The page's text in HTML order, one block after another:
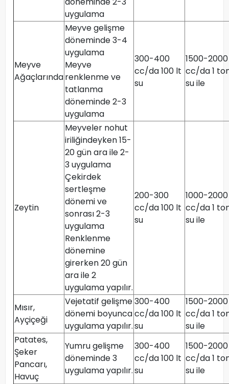
uygulama
Meyve
Ağaçlarında
Meyve gelişme
döneminde 3-4
uygulama
Meyve
renklenme ve
tatlanma
döneminde 2-3
uygulama
300-400
cc/da 100 lt
su
1500-2000
cc/da 1
su ile
Zeytin
Meyveler nohut
iriliğindeyken 15-
20 gün ara ile 2-
3 uygulama
Çekirdek
sertleşme
dönemi ve
sonrası 2-3
uygulama
Renklenme
dönemine
girerken 20 gün
ara ile 2
uygulama yapılır.
200-300
cc/da 100 lt
su
1000-2000
cc/da 1
su ile
Mısır,
Ayçiçeği
Vejetatif gelişme
dönemi boyunca
uygulama yapılır.
300-400
cc/da 100 lt
su
1500-2000
cc/da 1
su ile
Patates,
Şeker
Pancarı,
Havuç
Yumru gelişme
döneminde 3
uygulama yapılır.
300-400
cc/da 100 lt
su
1500-2000
cc/da 1
su ile